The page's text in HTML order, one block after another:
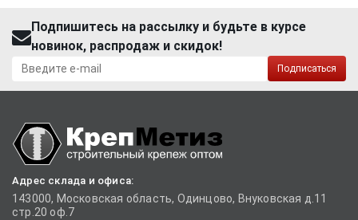
Подпишитесь на рассылку и будьте в курсе
новинок, распродаж и скидок!
Подписаться
Адрес склада и офиса:
143000, Московская область, Одинцово, Внуковская д.11
стр.20 оф.7